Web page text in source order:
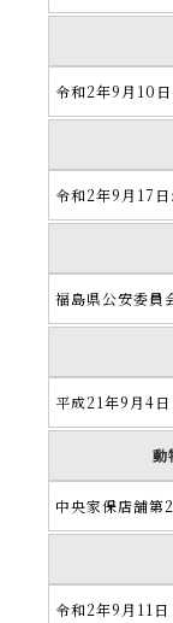
令和2年9月10日
令和2年9月17
福島県公安委
平成21年9月4日
動
中央家保店舗第
令和2年9月11日